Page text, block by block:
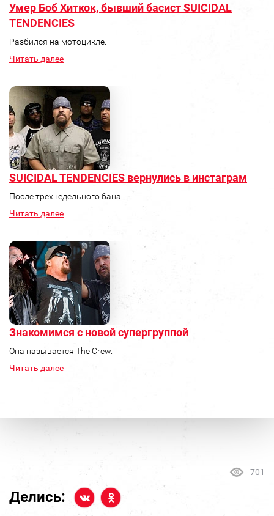
Умер Боб Хиткок, бывший басист SUICIDAL
TENDENCIES
Разбился на мотоцикле.
Читать далее
SUICIDAL TENDENCIES вернулись в инстаграм
После трехнедельного бана.
Читать далее
Знакомимся с новой супергруппой
Она называется The Crew.
Читать далее
701
Делись: